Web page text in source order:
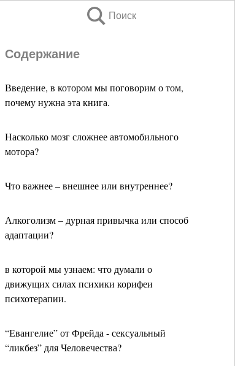
Поиск
Содержание
Введение, в котором мы поговорим о том,
почему нужна эта книга.
Насколько мозг сложнее автомобильного
мотора?
Что важнее – внешнее или внутреннее?
Алкоголизм – дурная привычка или способ
адаптации?
в которой мы узнаем: что думали о
движущих силах психики корифеи
психотерапии.
“Евангелие” от Фрейда - сексуальный
“ликбез” для Человечества?